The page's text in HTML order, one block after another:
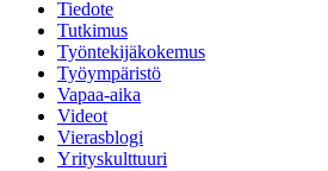
Tiedote
Tutkimus
Työntekijäkokemus
Työympäristö
Vapaa-aika
Videot
Vierasblogi
Yrityskulttuuri